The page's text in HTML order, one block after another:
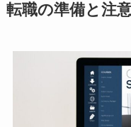
転職の準備と注